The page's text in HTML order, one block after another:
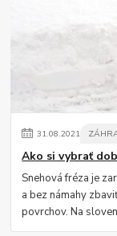
31.08.2021
Ako si vybrať
Snehová fréza je
a bez námahy
povrchov. Na